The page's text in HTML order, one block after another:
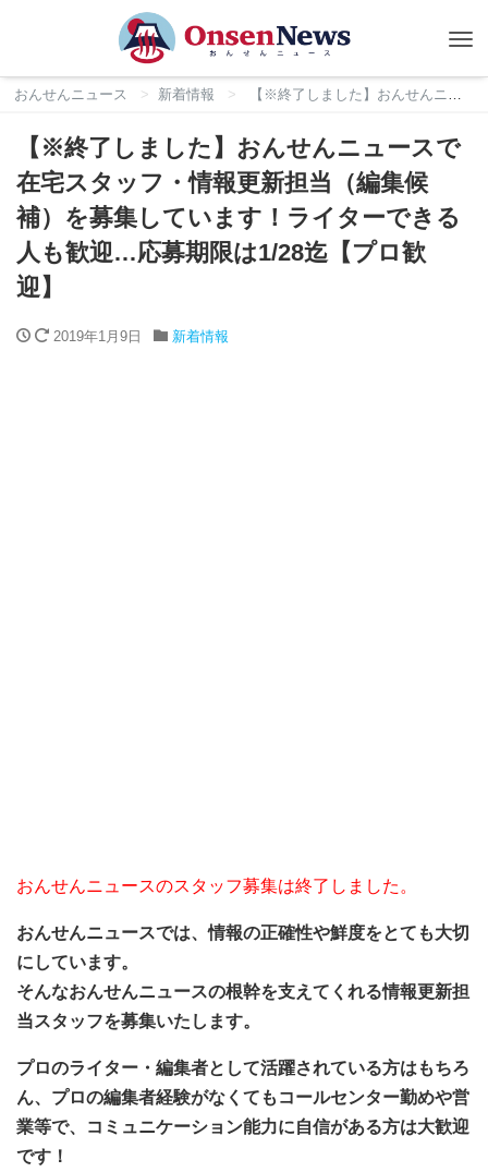
おんせんニュース 新着情報 【※終了しました】おんせんニュースで在宅スタッフ・情報更新担当（編集候補）を募集しています！ライターできる人も歓迎…応募期限は1/28迄【プロ歓迎】
【※終了しました】おんせんニュースで
在宅スタッフ・情報更新担当（編集候
補）を募集しています！ライターできる
人も歓迎…応募期限は1/28迄【プロ歓
迎】
2019年1月9日 新着情報
おんせんニュースのスタッフ募集は終了しました。
おんせんニュースでは、情報の正確性や鮮度をとても大切
にしています。
そんなおんせんニュースの根幹を支えてくれる情報更新担
当スタッフを募集いたします。
プロのライター・編集者として活躍されている方はもちろ
ん、プロの編集者経験がなくてもコールセンター勤めや営
業等で、コミュニケーション能力に自信がある方は大歓迎
です！